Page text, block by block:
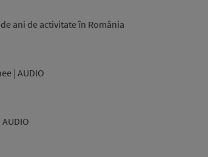
ani de activitate în România
| AUDIO